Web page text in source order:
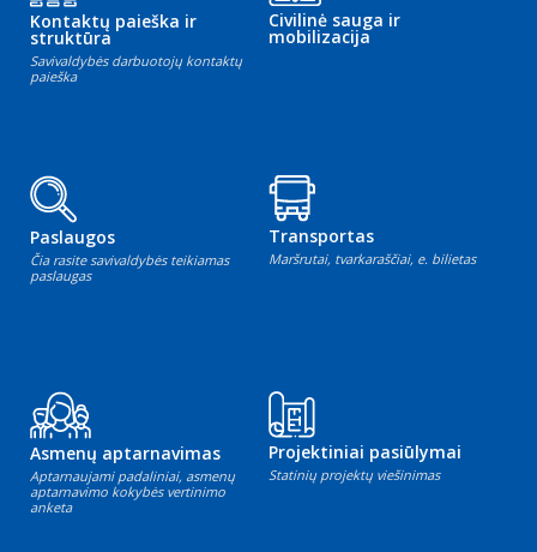
Kontaktų paieška ir
struktūra
Savivaldybės darbuotojų kontaktų
paieška
Civilinė sauga ir
mobilizacija
Paslaugos
Čia rasite savivaldybės teikiamas
paslaugas
Transportas
Maršrutai, tvarkaraščiai, e. bilietas
Asmenų aptarnavimas
Aptarnaujami padaliniai, asmenų
aptarnavimo kokybės vertinimo
anketa
Projektiniai pasiūlymai
Statinių projektų viešinimas